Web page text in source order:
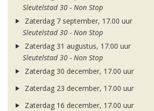
Sleutelstad 30 - Non Stop
Zaterdag 7 september, 17.00 uur
Sleutelstad 30 - Non Stop
Zaterdag 31 augustus, 17.00 uur
Sleutelstad 30 - Non Stop
Zaterdag 30 december, 17.00 uur
Zaterdag 23 december, 17.00 uur
Zaterdag 16 december, 17.00 uur